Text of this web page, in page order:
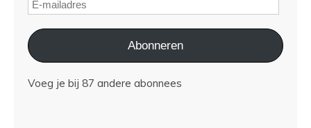
Abonneren
Voeg je bij 87 andere abonnees